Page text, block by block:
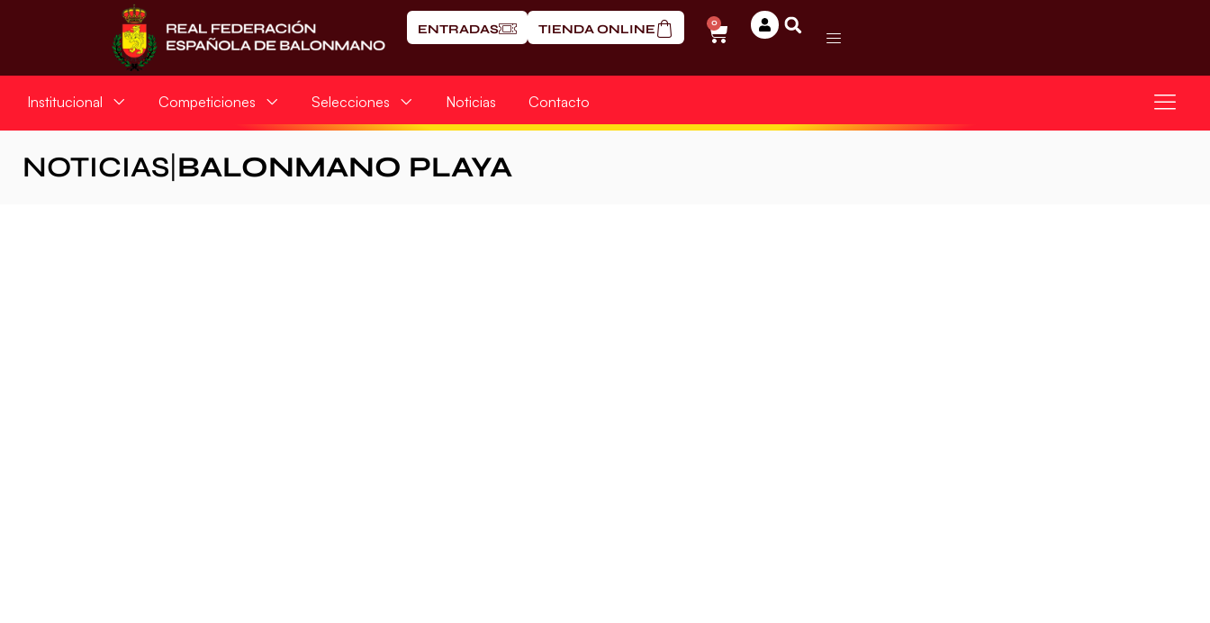
ENTRADAS TIENDA ONLINE 0
Institucional Competiciones Selecciones Noticias Contacto
NOTICIAS BALONMANO PLAYA